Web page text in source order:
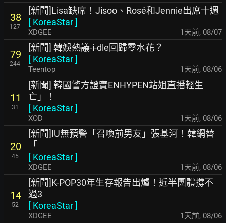
38
127
[新聞]Lisa缺席！Jisoo、Rosé和Jennie出席十週
[ KoreaStar]
XDGEE 1天前, 08/07
79
244
[新聞] 韓娛熱議-i-dle回歸零水花？
[ KoreaStar]
Teentop 1天前, 08/06
11
31
[新聞] 韓國警方證實ENHYPEN站姐直播輕生
亡」！
[ KoreaStar]
XOD 1天前, 08/06
20
45
[新聞]IU無預警「召喚前男友」張基河！韓網替
「
[ KoreaStar]
XDGEE 1天前, 08/06
14
52
[新聞]K-POP30年生存報告出爐！近半團體撐不
過3
[ KoreaStar]
XDGEE 1天前, 08/06